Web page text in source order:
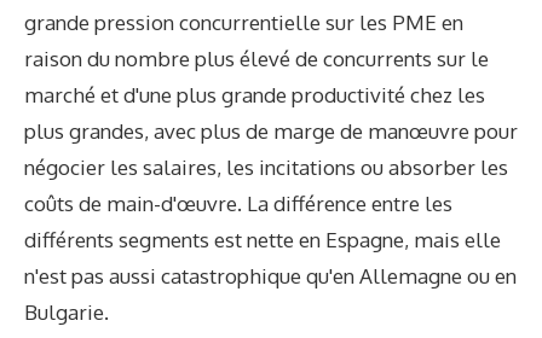
grande pression concurrentielle sur les PME en
raison du nombre plus élevé de concurrents sur le
marché et d'une plus grande productivité chez les
plus grandes, avec plus de marge de manœuvre pour
négocier les salaires, les incitations ou absorber les
coûts de main-d'œuvre. La différence entre les
différents segments est nette en Espagne, mais elle
n'est pas aussi catastrophique qu'en Allemagne ou en
Bulgarie.